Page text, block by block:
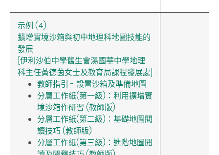
示例 (4)
擴增實境沙箱與初中地理科地圖技能的
發展
[伊利沙伯中學舊生會湯國華中學地理
科主任黃德茵女士及教育局課程發展處]
教師指引 - 設置沙箱及準備地圖
分層工作紙(第一級)：利用擴增實
境沙箱作研習 (教師版)
分層工作紙(第二級)：基礎地圖閱
讀技巧 (教師版)
分層工作紙(第三級)：進階地圖閱